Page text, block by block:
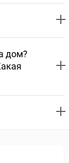
дом?